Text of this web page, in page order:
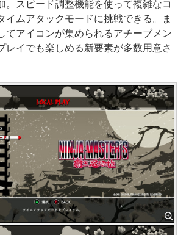
。スピード調整機能を使って複雑なコ
イムアタックモードに挑戦できる。ま
てアイコンが集められるアチーブメン
レイでも楽しめる新要素が多数用意さ